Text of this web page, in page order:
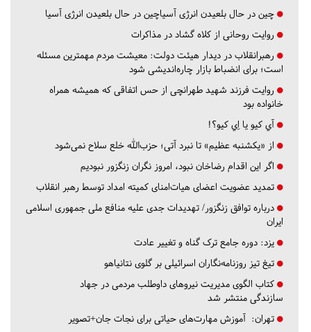
چین در حال بلعیدن انرژی آسیاچین در حال بلعیدن انرژی آسیا
روایت روحانی از کلاه گشاد در مذاکرات
رهبرانقلاب در دیدار هیئت دولت: معیشت مردم مهمترین مسئله
است؛ برای انضباط بازار چاره‌اندیشی شود
روایت فرزند شهید طهرانچی از حس اتفاقی که همیشه همراه
خانواده بود
آي كيو يا اِي كيو؟!
از «یکشنبه عظیم» تا نبرد آتی؛ حزب‌الله خلع سلاح نمی‌شود
اگر این اقدام رضاخان نبود، امروز نگران زنگزور نبودیم
تمدید عضویت اعضای هیات‌امنای کمیته امداد توسط رهبر انقلاب
درباره توافق زنگزور/ تهدیدات جدی علیه منافع ملی جمهوری اسلامی
ایران
یزد: دوره جامع ترک گناه و تغییر عادت
تیغ تیز روزنامه‌نگاران اسرائیلی بر گلوی نتانیاهو
کتاب الگوی مدیریت نیروهای داوطلب مردمی در جهاد
سازندگی منتشر شد
تهران: آموزش مهارت‌های حیاتی برای نجات جان+تصویر